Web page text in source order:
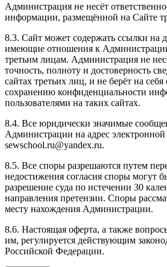
Администрация не несёт
информации, размещённой на Сайте
8.3. Сайт может содержать ссылки на
имеющие отношения к
третьим лицам. Администрация не
точность, полноту и достоверность
сайтах третьих лиц, и не берёт на себя
сохранению конфиденциальности
пользователями на таких сайтах.
8.4. Все юридически значимые
Администрации на адрес
sewschool.ru@yandex.ru.
8.5. Все споры разрешаются путем
недостижения согласия споры могут
разрешение суда по истечении 30
направления претензии. Споры
месту нахождения Администрации.
8.6. Настоящая оферта, а также
им, регулируется действующим
Российской Федерации.